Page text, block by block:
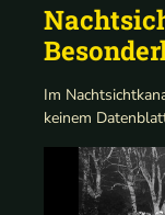
Im
keinem